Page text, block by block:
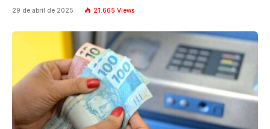
29 de abril de 2025 21.665 Views